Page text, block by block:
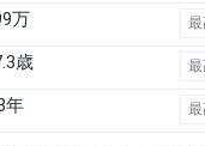
万 最
歳 最
年 最